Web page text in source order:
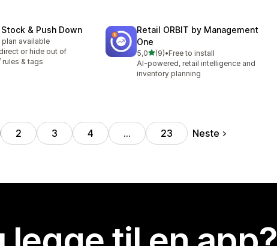
& Push Down
plan available
or hide out of
& tags
Retail ORBIT by Management
One
5,0av 5 stjerner
(9)
Totalt 9 omtaler
•Free to install
AI-powered, retail intelligence and
inventory planning
2 3 4 … 23 Neste